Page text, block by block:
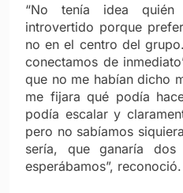
“No tenía idea
introvertido porque
no en el centro del
conectamos de
que no me habían dicho
me fijara qué podía
podía escalar y
pero no sabíamos
sería, que ganaría
esperábamos”, reconoció.